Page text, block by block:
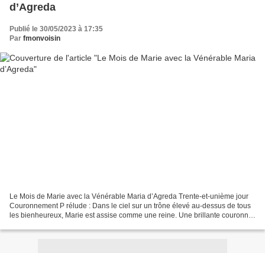
d’Agreda
Publié le 30/05/2023 à 17:35
Par fmonvoisin
Le Mois de Marie avec la Vénérable Maria d’Agreda Trente-et-unième jour
Couronnement P rélude : Dans le ciel sur un trône élevé au-dessus de tous
les bienheureux, Marie est assise comme une reine. Une brillante couronne